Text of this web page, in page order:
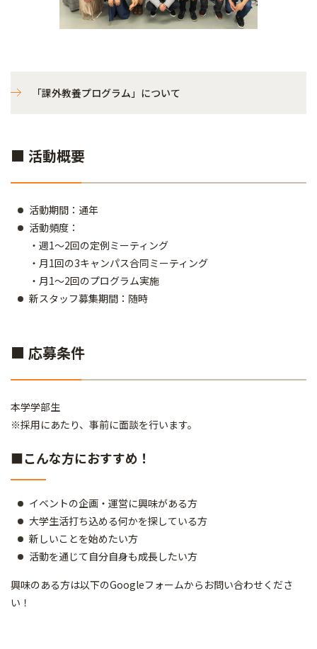
「課外教養プログラム」について
■ 活動概要
活動期間：通年
活動頻度：
・週1～2回の定例ミーティング
・月1回の3キャンパス合同ミーティング
・月1～2回のプログラム実施
新スタッフ募集期間：随時
■ 応募条件
本学学部生
※採用にあたり、事前に面談を行います。
■こんな方におすすめ！
イベントの企画・運営に興味がある方
大学生活打ち込める何かを探している方
新しいことを始めたい方
活動を通じて自分自身も成長したい方
興味のある方は以下のGoogleフォームからお問い合わせくださ
い！